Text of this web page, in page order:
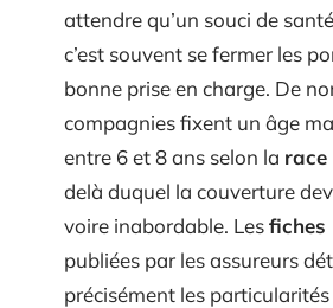
attendre qu’un souci de
c’est souvent se fermer les
bonne prise en charge. De
compagnies fixent un âge
entre 6 et 8 ans selon la race
delà duquel la couverture
voire inabordable. Lesfiches
publiées par les assureurs
précisément les